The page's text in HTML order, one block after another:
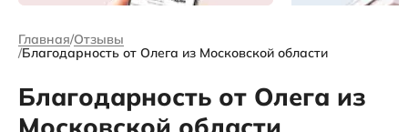
Главная Отзывы
Благодарность от Олега из Московской области
Благодарность от Олега из